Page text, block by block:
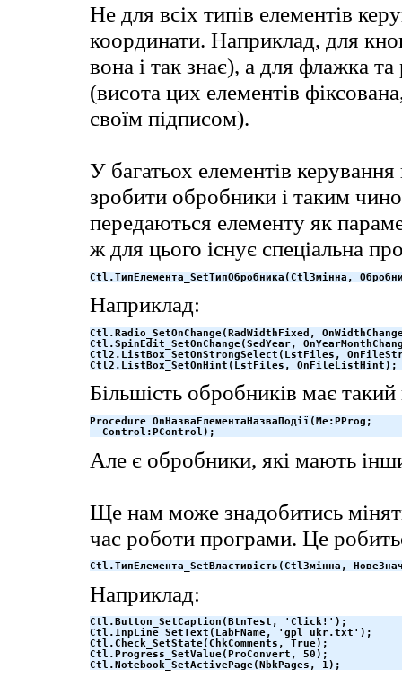
Не для всіх типів елементів
координати. Наприклад, для
вона і так знає), а для флажка
(висота цих елементів
своїм підписом).
У багатьох елементів
зробити обробники і таким
передаються елементу як
ж для цього існує спеціальна
Ctl.ТипЕлемента_SetТипОбробника(CtlЗмінна,
Наприклад:
Ctl.Radio_SetOnChange(RadWidthFixed,
Ctl.SpinEdit_SetOnChange(SedYear,
Ctl2.ListBox_SetOnStrongSelect(LstFiles,
Ctl2.ListBox_SetOnHint(LstFiles, OnFileListHint);
Більшість обробників має
Procedure OnНазваЕлементаНазваПодії(Me:PProg;
  Control:PControl);
Але є обробники, які мають
Ще нам може знадобитись
час роботи програми. Це
Ctl.ТипЕлемента_SetВластивість(CtlЗмінна,
Наприклад:
Ctl.Button_SetCaption(BtnTest, 'Click!');
Ctl.InpLine_SetText(LabFName, 'gpl_ukr.txt');
Ctl.Check_SetState(ChkComments, True);
Ctl.Progress_SetValue(ProConvert, 50);
Ctl.Notebook_SetActivePage(NbkPages, 1);